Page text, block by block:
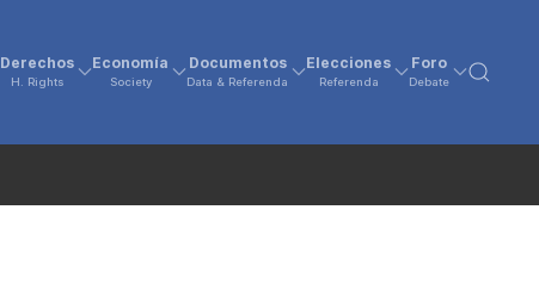
Derechos
H. Rights
Economía
Society
Documentos
Data & Referenda
Elecciones
Referenda
Foro
Debate